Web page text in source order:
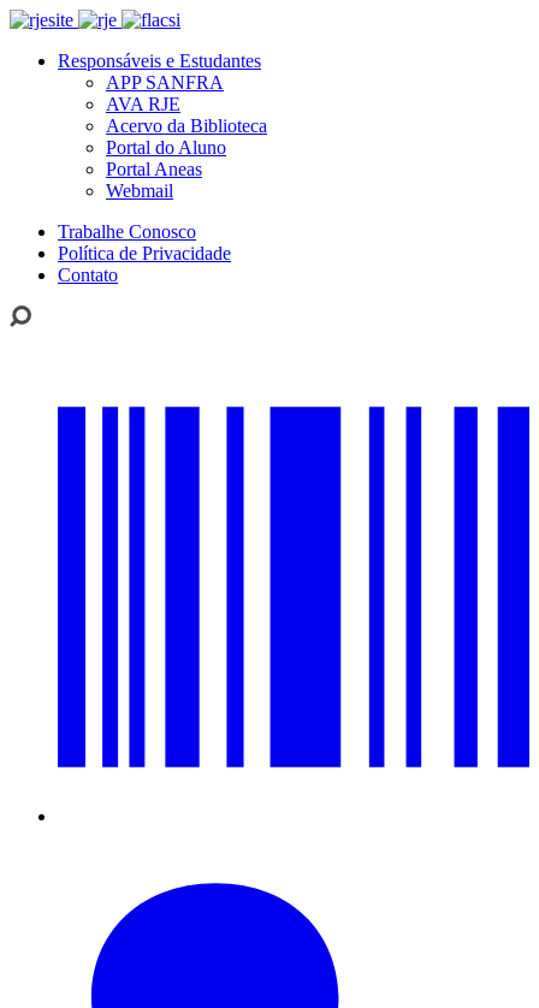
Responsáveis e Estudantes
APP SANFRA
AVA RJE
Acervo da Biblioteca
Portal do Aluno
Portal Aneas
Webmail
Trabalhe Conosco
Política de Privacidade
Contato